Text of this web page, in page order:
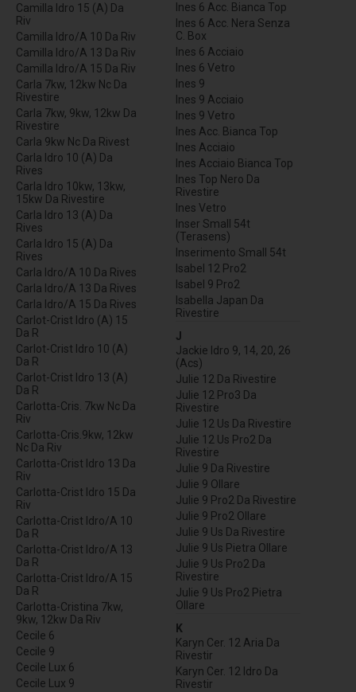
Camilla Idro 15 (A) Da
Riv
Camilla Idro/A 10 Da Riv
Camilla Idro/A 13 Da Riv
Camilla Idro/A 15 Da Riv
Carla 7kw, 12kw Nc Da
Rivestire
Carla 7kw, 9kw, 12kw Da
Rivestire
Carla 9kw Nc Da Rivest
Carla Idro 10 (A) Da
Rives
Carla Idro 10kw, 13kw,
15kw Da Rivestire
Carla Idro 13 (A) Da
Rives
Carla Idro 15 (A) Da
Rives
Carla Idro/A 10 Da Rives
Carla Idro/A 13 Da Rives
Carla Idro/A 15 Da Rives
Carlot-Crist Idro (A) 15
Da R
Carlot-Crist Idro 10 (A)
Da R
Carlot-Crist Idro 13 (A)
Da R
Carlotta-Cris. 7kw Nc Da
Riv
Carlotta-Cris.9kw, 12kw
Nc Da Riv
Carlotta-Crist Idro 13 Da
Riv
Carlotta-Crist Idro 15 Da
Riv
Carlotta-Crist Idro/A 10
Da R
Carlotta-Crist Idro/A 13
Da R
Carlotta-Crist Idro/A 15
Da R
Carlotta-Cristina 7kw,
9kw, 12kw Da Riv
Cecile 6
Cecile 9
Cecile Lux 6
Cecile Lux 9
Ines 6 Acc. Bianca Top
Ines 6 Acc. Nera Senza
C. Box
Ines 6 Acciaio
Ines 6 Vetro
Ines 9
Ines 9 Acciaio
Ines 9 Vetro
Ines Acc. Bianca Top
Ines Acciaio
Ines Acciaio Bianca Top
Ines Top Nero Da
Rivestire
Ines Vetro
Inser Small 54t
(Terasens)
Inserimento Small 54t
Isabel 12 Pro2
Isabel 9 Pro2
Isabella Japan Da
Rivestire
J
Jackie Idro 9, 14, 20, 26
(Acs)
Julie 12 Da Rivestire
Julie 12 Pro3 Da
Rivestire
Julie 12 Us Da Rivestire
Julie 12 Us Pro2 Da
Rivestire
Julie 9 Da Rivestire
Julie 9 Ollare
Julie 9 Pro2 Da Rivestire
Julie 9 Pro2 Ollare
Julie 9 Us Da Rivestire
Julie 9 Us Pietra Ollare
Julie 9 Us Pro2 Da
Rivestire
Julie 9 Us Pro2 Pietra
Ollare
K
Karyn Cer. 12 Aria Da
Rivestir
Karyn Cer. 12 Idro Da
Rivestir